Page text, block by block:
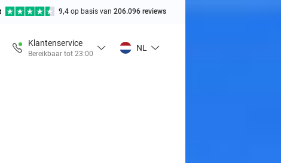
9,4 op basis van 206.096 reviews
Klantenservice
Bereikbaar tot 23:00
NL